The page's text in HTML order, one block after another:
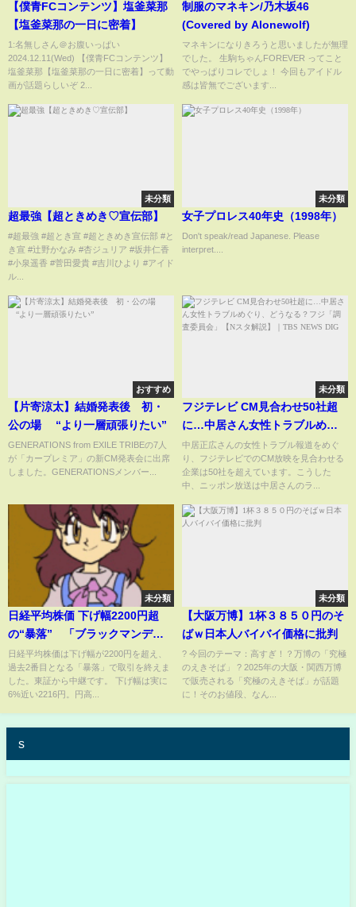
【僕青FCコンテンツ】塩釜菜那
【塩釜菜那の一日に密着】
1:名無しさん＠お腹いっぱい
2024.12.11(Wed) 【僕青FCコンテンツ】
塩釜菜那【塩釜菜那の一日に密着】って動
画が話題らしいぞ 2...
制服のマネキン/乃木坂46
(Covered by Alonewolf)
マネキンになりきろうと思いましたが無理
でした。 生駒ちゃんFOREVER ってこと
でやっぱりコレでしょ！ 今回もアイドル
感は皆無でございます...
未分類
超最強【超ときめき♡宣伝部】
#超最強 #超とき宣 #超ときめき宣伝部 #と
き宣 #辻野かなみ #杏ジュリア #坂井仁香
#小泉遥香 #菅田愛貴 #吉川ひより #アイド
ル...
未分類
女子プロレス40年史（1998年）
Don't speak/read Japanese. Please
interpret....
おすすめ
【片寄涼太】結婚発表後 初・
公の場 “より一層頑張りたい”
GENERATIONS from EXILE TRIBEの7人
が「カープレミア」の新CM発表会に出席
しました。GENERATIONSメンバー...
未分類
フジテレビ CM見合わせ50社超
に…中居さん女性トラブルめぐ
り、どうなる？フジ「調査委員
会」【Nスタ解説】｜
TBS NEWS DIG
中居正広さんの女性トラブル報道をめぐ
り、フジテレビでのCM放映を見合わせる
企業は50社を超えています。こうした
中、ニッポン放送は中居さんのラ...
未分類
日経平均株価 下げ幅2200円超
の“暴落” 「ブラックマンデ
ー」翌日に次ぐ歴代2位の下げ幅
に｜TBS NEWS DIG
日経平均株価は下げ幅が2200円を超え、
過去2番目となる「暴落」で取引を終えま
した。東証から中継です。 下げ幅は実に
6%近い2216円。円高...
未分類
【大阪万博】1杯３８５０円のそ
ばｗ日本人バイバイ価格に批判
? 今回のテーマ：高すぎ！？万博の「究極
のえきそば」 ? 2025年の大阪・関西万博
で販売される「究極のえきそば」が話題
に！そのお値段、なん...
s